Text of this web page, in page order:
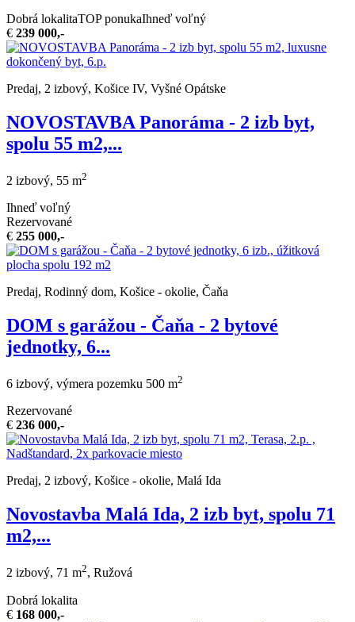
Dobrá lokalitaTOP ponukaIhneď voľný
€ 239 000,-
Predaj, 2 izbový, Košice IV, Vyšné Opátske
NOVOSTAVBA Panoráma - 2 izb byt,
spolu 55 m2,...
2 izbový, 55 m2
Ihneď voľný
Rezervované
€ 255 000,-
Predaj, Rodinný dom, Košice - okolie, Čaňa
DOM s garážou - Čaňa - 2 bytové
jednotky, 6...
6 izbový, výmera pozemku 500 m2
Rezervované
€ 236 000,-
Predaj, 2 izbový, Košice - okolie, Malá Ida
Novostavba Malá Ida, 2 izb byt, spolu 71
m2,...
2 izbový, 71 m2, Ružová
Dobrá lokalita
€ 168 000,-